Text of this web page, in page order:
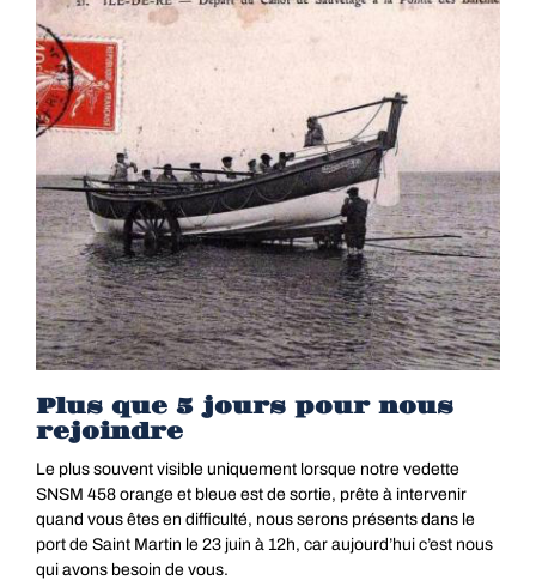
Plus que 5 jours pour nous
rejoindre
Le plus souvent visible uniquement lorsque notre vedette
SNSM 458 orange et bleue est de sortie, prête à intervenir
quand vous êtes en difficulté, nous serons présents dans le
port de Saint Martin le 23 juin à 12h, car aujourd’hui c’est nous
qui avons besoin de vous.